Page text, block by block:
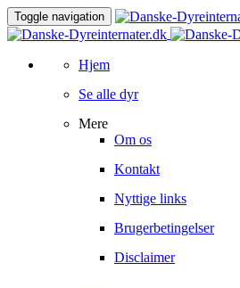
Toggle navigation
Hjem
Se alle dyr
Mere
Om os
Kontakt
Nyttige links
Brugerbetingelser
Disclaimer